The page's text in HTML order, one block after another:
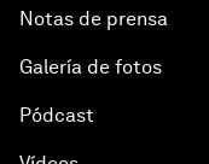
Notas de prensa
Galería de fotos
Pódcast